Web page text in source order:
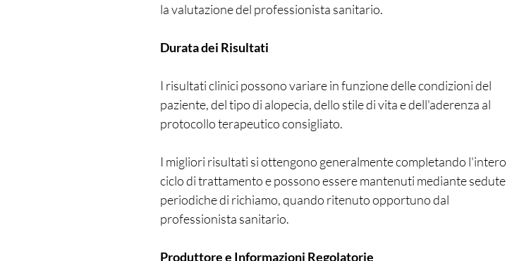
la valutazione del professionista sanitario.
Durata dei Risultati
I risultati clinici possono variare in funzione delle condizioni del
paziente, del tipo di alopecia, dello stile di vita e dell'aderenza al
protocollo terapeutico consigliato.
I migliori risultati si ottengono generalmente completando l'intero
ciclo di trattamento e possono essere mantenuti mediante sedute
periodiche di richiamo, quando ritenuto opportuno dal
professionista sanitario.
Produttore e Informazioni Regolatorie